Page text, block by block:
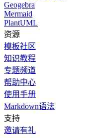
Geogebra
Mermaid
PlantUML
资源
模板社区
知识教程
专题频道
帮助中心
使用手册
Markdown语法
支持
邀请有礼